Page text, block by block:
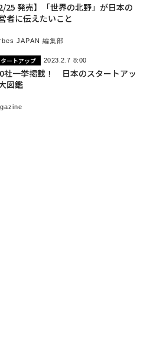
2/25 発売】「世界の北野」が日本の
者に伝えたいこと
JAPAN 編集部
ートアップ 2023.2.7 8:00
社一挙掲載！ 日本のスタートアッ
図鑑